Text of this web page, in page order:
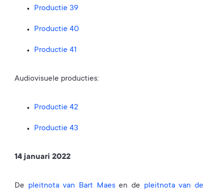
Productie 39
Productie 40
Productie 41
Audiovisuele producties:
Productie 42
Productie 43
14 januari 2022
De pleitnota van Bart Maesen de pleitnota van de